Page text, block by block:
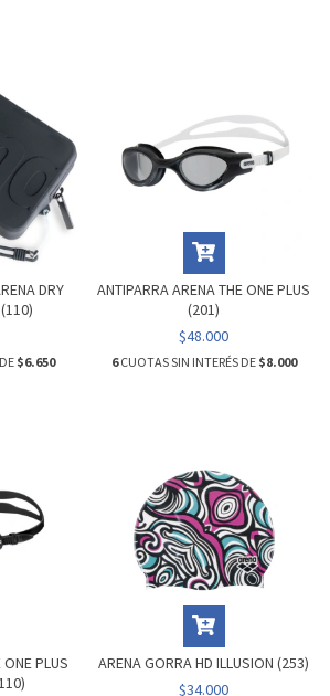
DRY
$6.650
ANTIPARRA ARENA THE ONE PLUS
(201)
$48.000
6CUOTAS SIN INTERÉS DE $8.000
ONE PLUS
ARENA GORRA HD ILLUSION (253)
$34.000